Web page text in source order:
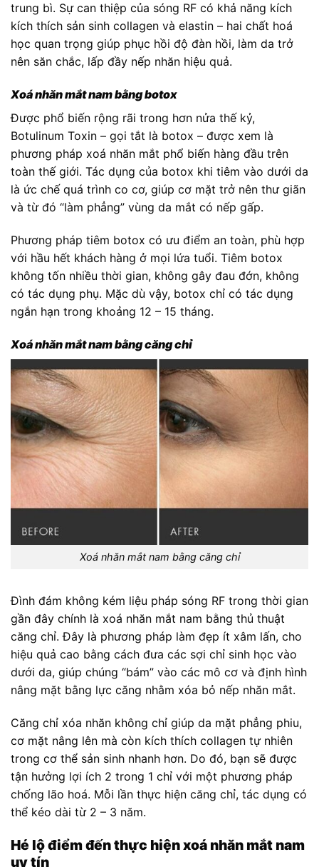
trung bì. Sự can thiệp của sóng RF có khả năng kích
kích thích sản sinh collagen và elastin – hai chất hoá
học quan trọng giúp phục hồi độ đàn hồi, làm da trở
nên săn chắc, lấp đầy nếp nhăn hiệu quả.
Xoá nhăn mắt nam bằng botox
Được phổ biến rộng rãi trong hơn nửa thế kỷ,
Botulinum Toxin – gọi tắt là botox – được xem là
phương pháp xoá nhăn mắt phổ biến hàng đầu trên
toàn thế giới. Tác dụng của botox khi tiêm vào dưới da
là ức chế quá trình co cơ, giúp cơ mặt trở nên thư giãn
và từ đó “làm phẳng” vùng da mắt có nếp gấp.
Phương pháp tiêm botox có ưu điểm an toàn, phù hợp
với hầu hết khách hàng ở mọi lứa tuổi. Tiêm botox
không tốn nhiều thời gian, không gây đau đớn, không
có tác dụng phụ. Mặc dù vậy, botox chỉ có tác dụng
ngắn hạn trong khoảng 12 – 15 tháng.
Xoá nhăn mắt nam bằng căng chỉ
Xoá nhăn mắt nam bằng căng chỉ
Đình đám không kém liệu pháp sóng RF trong thời gian
gần đây chính là xoá nhăn mắt nam bằng thủ thuật
căng chỉ. Đây là phương pháp làm đẹp ít xâm lấn, cho
hiệu quả cao bằng cách đưa các sợi chỉ sinh học vào
dưới da, giúp chúng “bám” vào các mô cơ và định hình
nâng mặt bằng lực căng nhằm xóa bỏ nếp nhăn mắt.
Căng chỉ xóa nhăn không chỉ giúp da mặt phẳng phiu,
cơ mặt nâng lên mà còn kích thích collagen tự nhiên
trong cơ thể sản sinh nhanh hơn. Do đó, bạn sẽ được
tận hưởng lợi ích 2 trong 1 chỉ với một phương pháp
chống lão hoá. Mỗi lần thực hiện căng chỉ, tác dụng có
thể kéo dài từ 2 – 3 năm.
Hé lộ điểm đến thực hiện xoá nhăn mắt nam
uy tín